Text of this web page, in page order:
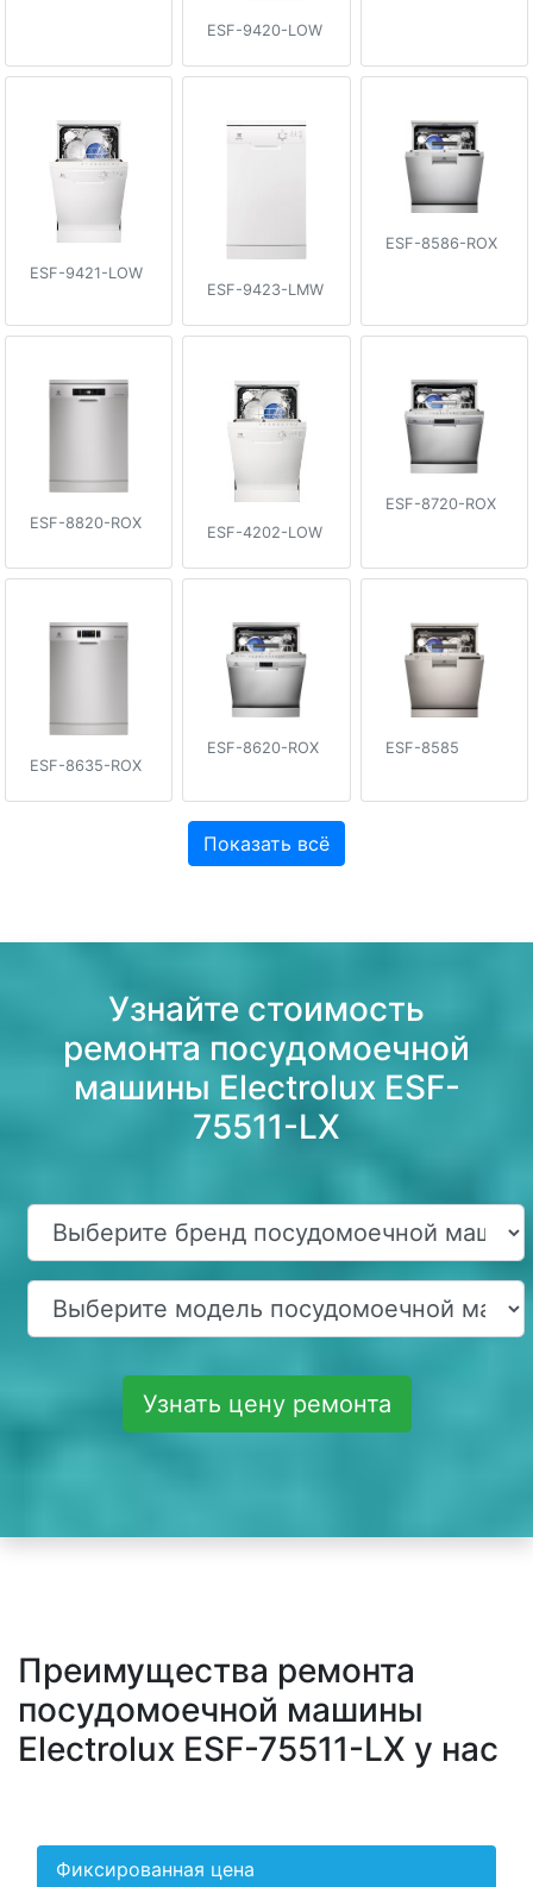
ESF-9420-LOW
ESF-9421-LOW
ESF-9423-LMW
ESF-8586-ROX
ESF-8820-ROX
ESF-4202-LOW
ESF-8720-ROX
ESF-8635-ROX
ESF-8620-ROX ESF-8585
Показать всё
Узнайте стоимость
ремонта посудомоечной
машины Electrolux ESF-
75511-LX
Узнать цену ремонта
Преимущества ремонта
посудомоечной машины
Electrolux ESF-75511-LX у нас
Фиксированная цена